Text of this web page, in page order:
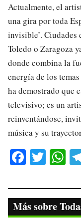
Actualmente, el
una gira por toda
invisible’.
Toledo o Zaragoza
donde combina la
energía de los
ha demostrado que
televisivo; es un
reinventándose,
música y su
Fa
bo
ok
T
tte
r
W
ts
A
Más sobre